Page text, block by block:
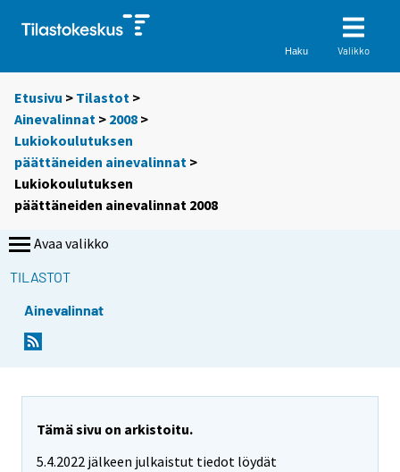
Haku Valikko
Etusivu > Tilastot >
Ainevalinnat > 2008 >
Lukiokoulutuksen
päättäneiden ainevalinnat >
Lukiokoulutuksen
päättäneiden ainevalinnat 2008
Avaa valikko
TILASTOT
Ainevalinnat
Tämä sivu on arkistoitu.
5.4.2022 jälkeen julkaistut tiedot löydät